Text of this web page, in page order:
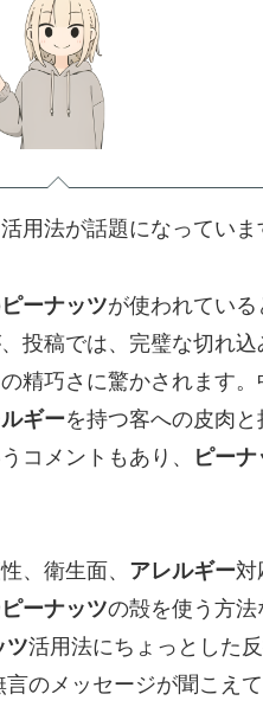
用法が話題になっていま
ピーナッツが使われている
投稿では、完璧な切れ込
精巧さに驚かされます。
ギーを持つ客への皮肉
コメントもあり、 ピーナ
、衛生面、 アレルギー対
ピーナッツの殻を使う方
ツ活用法にちょっとした
言のメッセージが聞こえ